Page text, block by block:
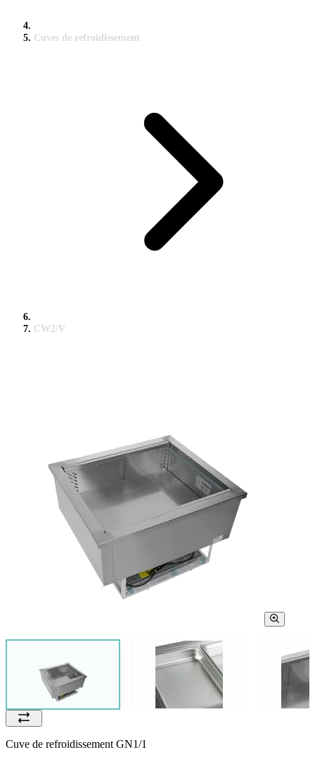
Cuves de refroidissement
CW2/V
Cuve de refroidissement GN1/1